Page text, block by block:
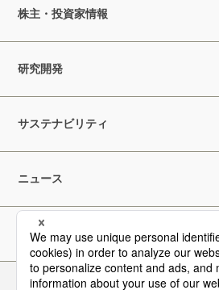
株主・投資家情報
研究開発
サステナビリティ
ニュース
採用情報